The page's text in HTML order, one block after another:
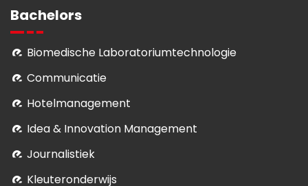
Bachelors
Biomedische Laboratoriumtechnologie
Communicatie
Hotelmanagement
Idea & Innovation Management
Journalistiek
Kleuteronderwijs